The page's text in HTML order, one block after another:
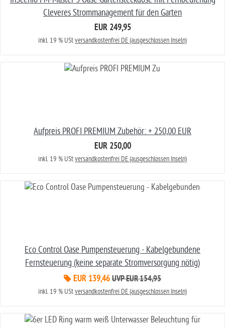
Cleveres Strommanagement für den Garten
EUR 249,95
inkl. 19 % UStversandkostenfrei DE (ausgeschlossen Inseln)
Aufpreis PROFI PREMIUM Zubehör: + 250,00 EUR
EUR 250,00
inkl. 19 % UStversandkostenfrei DE (ausgeschlossen Inseln)
Eco Control Oase Pumpensteuerung - Kabelgebundene
Fernsteuerung (keine separate Stromversorgung nötig)
EUR 139,46 UVP EUR 154,95
inkl. 19 % UStversandkostenfrei DE (ausgeschlossen Inseln)